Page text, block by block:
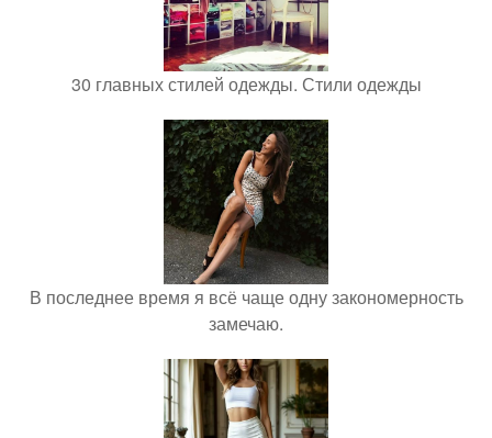
30 главных стилей одежды. Стили одежды
В последнее время я всё чаще одну закономерность
замечаю.